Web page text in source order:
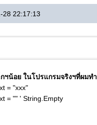
28 22:17:13
ฯน้อย ในโปรแกรมจริงฯที่ผมทำ
= "xxx"
= "" ' String.Empty